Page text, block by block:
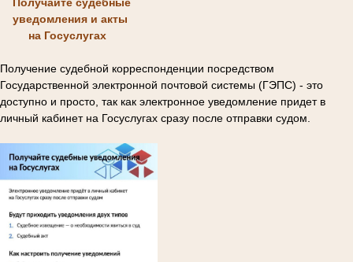
уведомления и акты
на Госуслугах
Получение судебной корреспонденции посредством
Государственной электронной почтовой системы (ГЭПС) - это
доступно и просто, так как электронное уведомление придет в
личный кабинет на Госуслугах сразу после отправки судом.